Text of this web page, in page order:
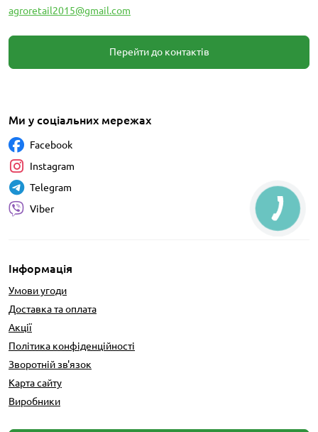
agroretail2015@gmail.com
Перейти до контактів
Інформація
Умови угоди
Доставка та оплата
Акції
Політика конфіденційності
Зворотній зв'язок
Карта сайту
Виробники
Ми у соціальних мережах
Facebook
Instagram
Telegram
Viber